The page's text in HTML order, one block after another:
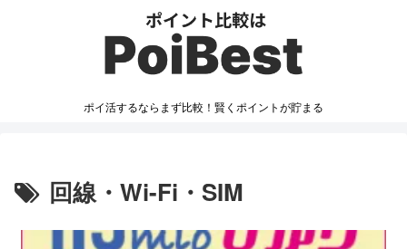
ポイ活するならまず比較！賢くポイントが貯まる
回線・Wi-Fi・SIM